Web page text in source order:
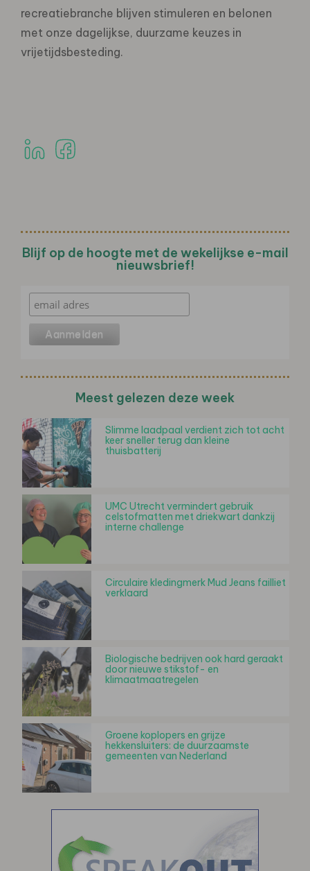
recreatiebranche blijven stimuleren en belonen
met onze dagelijkse, duurzame keuzes in
vrijetijdsbesteding.
Blijf op de hoogte met de wekelijkse e-mail
nieuwsbrief!
Meest gelezen deze week
Slimme laadpaal verdient zich tot acht
keer sneller terug dan kleine
thuisbatterij
UMC Utrecht vermindert gebruik
celstofmatten met driekwart dankzij
interne challenge
Circulaire kledingmerk Mud Jeans failliet
verklaard
Biologische bedrijven ook hard geraakt
door nieuwe stikstof- en
klimaatmaatregelen
Groene koplopers en grijze
hekkensluiters: de duurzaamste
gemeenten van Nederland